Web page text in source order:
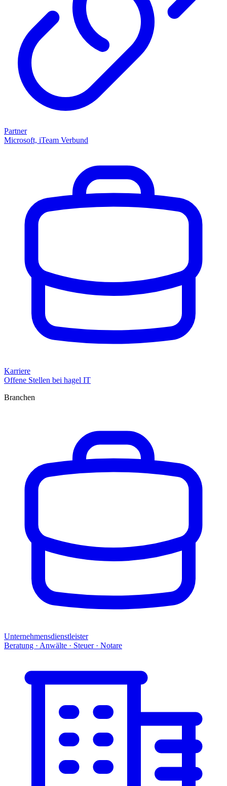
Partner
Microsoft, iTeam Verbund
Karriere
Offene Stellen bei hagel IT
Branchen
Unternehmensdienstleister
Beratung · Anwälte · Steuer · Notare